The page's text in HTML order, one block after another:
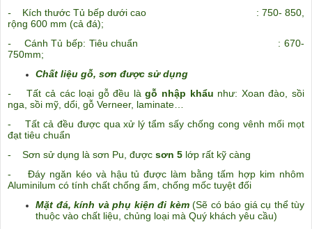
- Kích thước Tủ bếp dưới cao : 750- 850,
rộng 600 mm (cả đá);
- Cánh Tủ bếp: Tiêu chuẩn : 670-
750mm;
Chất liệu gỗ, sơn được sử dụng
- Tất cả các loại gỗ đều làgỗ nhập khẩu như: Xoan đào, sồi
nga, sồi mỹ, dổi, gỗ Verneer, laminate…
- Tất cả đều được qua xử lý tẩm sấy chống cong vênh mối mọt
đạt tiêu chuẩn
- Sơn sử dụng là sơn Pu, được sơn 5 lớp rất kỹ càng
- Đáy ngăn kéo và hậu tủ được làm bằng tấm hợp kim nhôm
Aluminilum có tính chất chống ẩm, chống mốc tuyệt đối
Mặt đá, kính và phụ kiện đi kèm (Sẽ có báo giá cụ thể tùy
thuộc vào chất liệu, chủng loại mà Quý khách yêu cầu)